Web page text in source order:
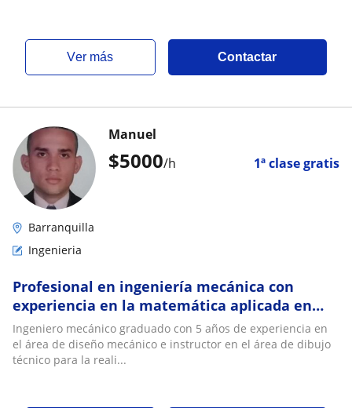
ver más Contactar
$5000/h 1ª clase gratis
Manuel
Barranquilla
Ingenieria
Profesional en ingeniería mecánica con
experiencia en la matemática aplicada en
casos reales
Ingeniero mecánico graduado con 5 años de experiencia en
el área de diseño mecánico e instructor en el área de dibujo
técnico para la reali...